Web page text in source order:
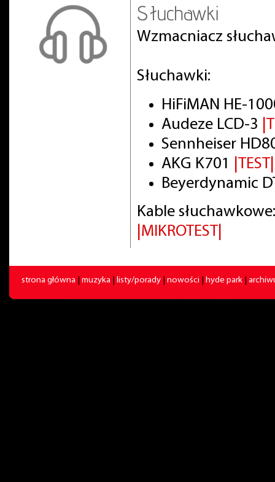
Słuchawki
Wzmacniacz
Słuchawki:
HiFiMAN HE-
Audeze LCD-3
Sennheiser
AKG K701
|TEST|
Beyerdynamic
Kable
|MIKROTEST|
strona główna muzyka listy/porady nowości hyde park